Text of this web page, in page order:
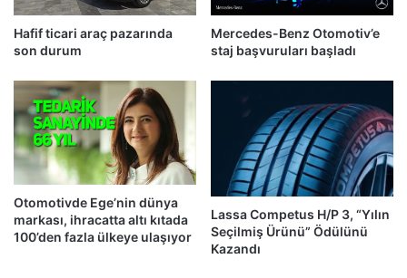
Hafif ticari araç pazarında
son durum
Mercedes-Benz Otomotiv’e
staj başvuruları başladı
Otomotivde Ege’nin dünya
markası, ihracatta altı kıtada
100’den fazla ülkeye ulaşıyor
Lassa Competus H/P 3, “Yılın
Seçilmiş Ürünü” Ödülünü
Kazandı